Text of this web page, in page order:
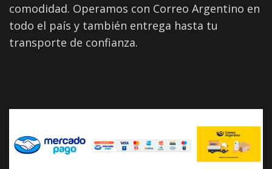
comodidad. Operamos con Correo Argentino en
todo el país y también entrega hasta tu
transporte de confianza.